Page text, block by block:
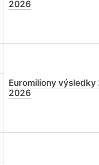
2026
Euromiliony výsledky
2026